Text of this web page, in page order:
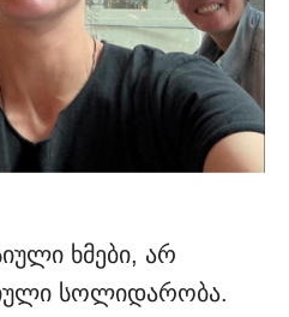
ხმები, არ
სოლიდარობა.